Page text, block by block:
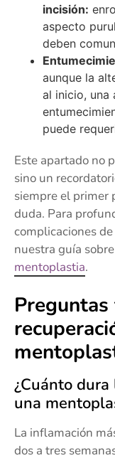
incisión:
aspecto
deben
aunque la
al inicio, una
puede
Este apartado no
sino un
siempre el primer
duda. Para
complicaciones
nuestra guía sobre
mentoplastia.
¿Cuánto
una
La inflamación
dos a tres